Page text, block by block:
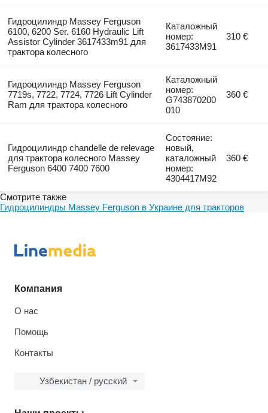
Гидроцилиндр Massey Ferguson
6100, 6200 Ser. 6160 Hydraulic Lift
Assistor Cylinder 3617433m91 для
трактора колесного
Каталожный
номер:
3617433M91
310 €
Гидроцилиндр Massey Ferguson
7719s, 7722, 7724, 7726 Lift Cylinder
Ram для трактора колесного
Каталожный
номер:
G743870200
010
360 €
Гидроцилиндр chandelle de relevage
для трактора колесного Massey
Ferguson 6400 7400 7600
Состояние:
новый,
каталожный
номер:
4304417M92
360 €
Смотрите также
Гидроцилиндры Massey Ferguson в Украине для тракторов
Компания
О нас
Помощь
Контакты
Узбекистан / русский